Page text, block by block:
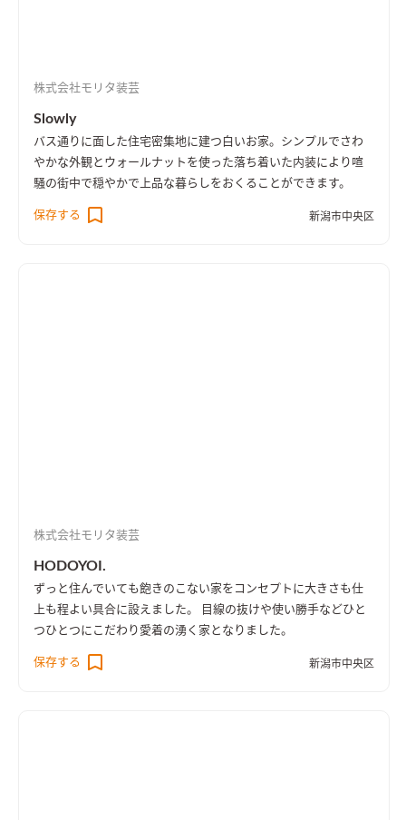
株式会社モリタ装芸
Slowly
バス通りに面した住宅密集地に建つ白いお家。シンプルでさわ
やかな外観とウォールナットを使った落ち着いた内装により喧
騒の街中で穏やかで上品な暮らしをおくることができます。
保存する 新潟市中央区
株式会社モリタ装芸
HODOYOI.
ずっと住んでいても飽きのこない家をコンセプトに大きさも仕
上も程よい具合に設えました。 目線の抜けや使い勝手などひと
つひとつにこだわり愛着の湧く家となりました。
保存する 新潟市中央区